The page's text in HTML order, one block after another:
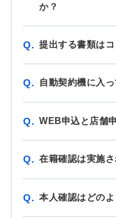
か？
Q. 提出する書類は
Q. 自動契約機に入
Q. WEB申込と店舗
Q. 在籍確認は実施さ
Q. 本人確認はどの